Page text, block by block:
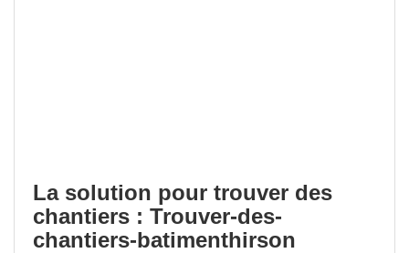
La solution pour trouver des
chantiers : Trouver-des-
chantiers-batimenthirson